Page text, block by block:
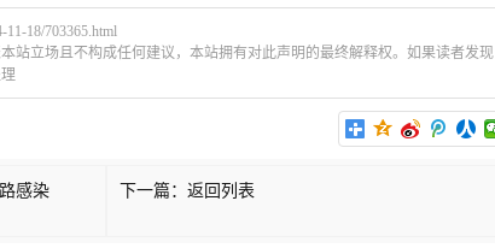
11-18/703365.html
站立场且不构成任何建议，本站拥有对此声明的最终解释权。如果读者发现
感染 下一篇： 返回列表
3/1 药品